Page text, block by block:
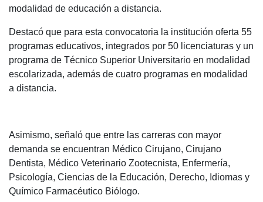
modalidad de educación a distancia.
Destacó que para esta convocatoria la institución oferta 55
programas educativos, integrados por 50 licenciaturas y un
programa de Técnico Superior Universitario en modalidad
escolarizada, además de cuatro programas en modalidad
a distancia.
Asimismo, señaló que entre las carreras con mayor
demanda se encuentran Médico Cirujano, Cirujano
Dentista, Médico Veterinario Zootecnista, Enfermería,
Psicología, Ciencias de la Educación, Derecho, Idiomas y
Químico Farmacéutico Biólogo.